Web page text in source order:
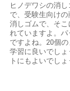
ヒノデワシの消
で、受験生向け
消しゴムで、そ
れていますよ。
ですよね。20個
学習に良いでし
トにもよいでしょ